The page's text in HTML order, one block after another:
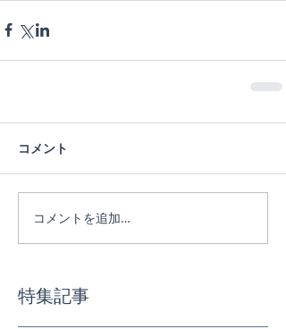
コメント
コメントを追加…
特集記事